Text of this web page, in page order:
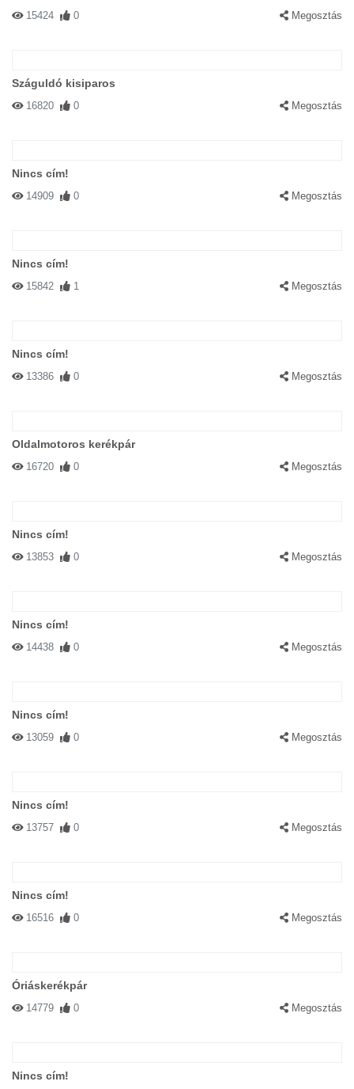
15424 0 Megosztás
Száguldó kisiparos
16820 0 Megosztás
Nincs cím!
14909 0 Megosztás
Nincs cím!
15842 1 Megosztás
Nincs cím!
13386 0 Megosztás
Oldalmotoros kerékpár
16720 0 Megosztás
Nincs cím!
13853 0 Megosztás
Nincs cím!
14438 0 Megosztás
Nincs cím!
13059 0 Megosztás
Nincs cím!
13757 0 Megosztás
Nincs cím!
16516 0 Megosztás
Óriáskerékpár
14779 0 Megosztás
Nincs cím!